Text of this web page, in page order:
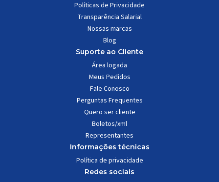
Políticas de Privacidade
Transparência Salarial
Nossas marcas
Blog
Suporte ao Cliente
Área logada
Meus Pedidos
Fale Conosco
Perguntas Frequentes
Quero ser cliente
Boletos/xml
Representantes
Informações técnicas
Política de privacidade
Redes sociais